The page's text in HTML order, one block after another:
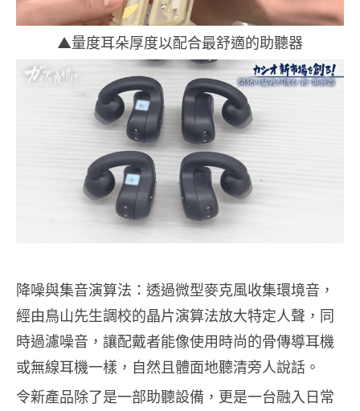
▲量度耳朵厚度以配合最舒適的助聽器
降噪與集音演算法：透過微型麥克風收集環境音，
經由鳥山先生調校的晶片演算法放大特定人聲，同
時過濾噪音，讓配戴者能像使用時尚的骨傳導耳機
或無線耳機一樣，自然且體面地聽清旁人說話。
令新產品除了是一部助聽設備，更是一台融入日常